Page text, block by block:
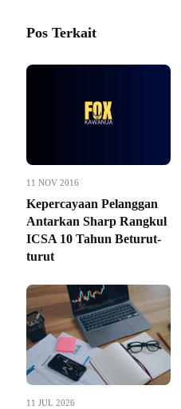
Pos Terkait
11 NOV 2016
Kepercayaan Pelanggan
Antarkan Sharp Rangkul
ICSA 10 Tahun Beturut-
turut
11 JUL 2026